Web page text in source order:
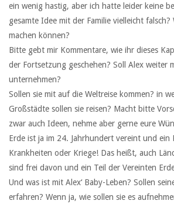
ein wenig hastig, aber ich hatte leider keine
gesamte Idee mit der Familie vielleicht falsch?
machen können?
Bitte gebt mir Kommentare, wie ihr dieses
der Fortsetzung geschehen? Soll Alex weiter
unternehmen?
Sollen sie mit auf die Weltreise kommen? in
Großstädte sollen sie reisen? Macht bitte
zwar auch Ideen, nehme aber gerne eure
Erde ist ja im 24. Jahrhundert vereint und ein
Krankheiten oder Kriege! Das heißt, auch
sind frei davon und ein Teil der Vereinten
Und was ist mit Alex‘ Baby-Leben? Sollen
erfahren? Wenn ja, wie sollen sie es